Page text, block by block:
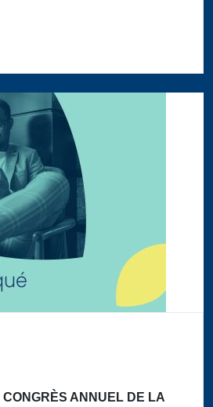
CONGRÈS ANNUEL DE LA